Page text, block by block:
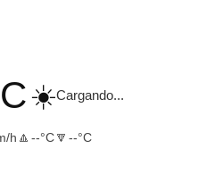
☀️Cargando...
h 🔼 --°C🔽 --°C